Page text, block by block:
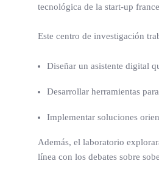
tecnológica de la start-up
Este centro de investigación
Diseñar un asistente digital
Desarrollar herramientas
Implementar soluciones
Además, el laboratorio
línea con los debates sobre